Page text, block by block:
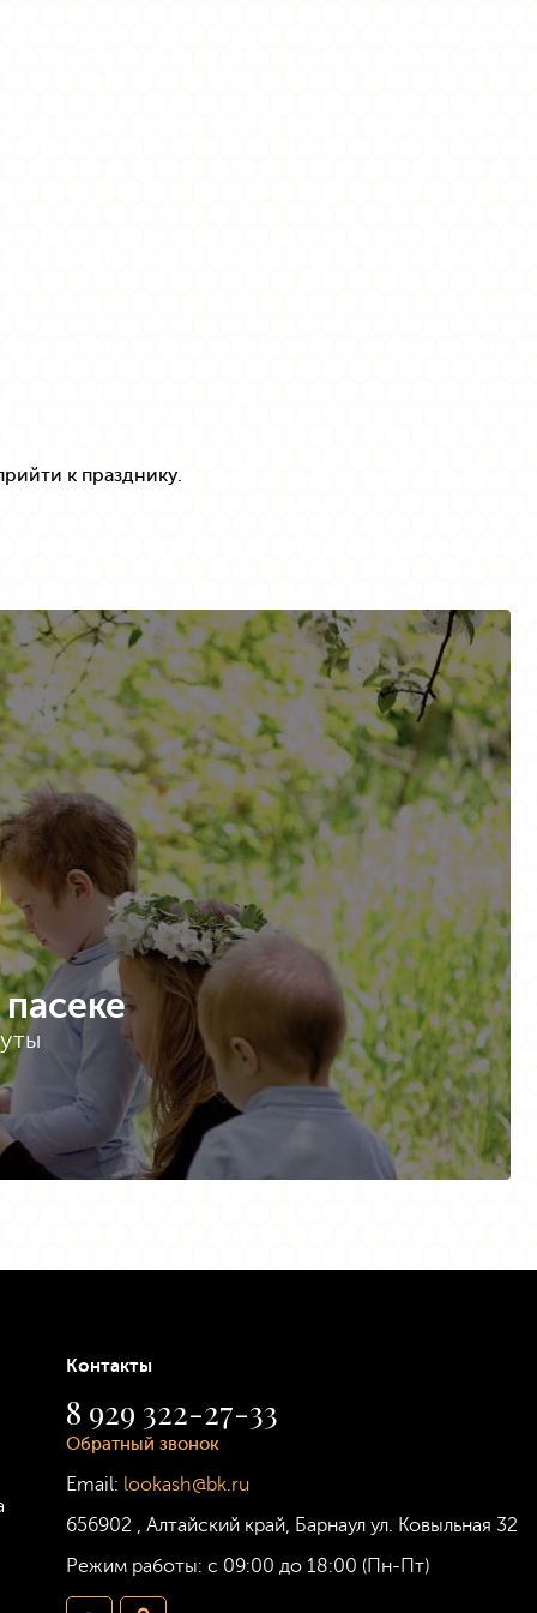
к празднику.
Контакты
8 929 322-27-33
Обратный звонок
Email: lookash@bk.ru
656902 , Алтайский край, Барнаул ул. Ковыльная 32
Режим работы: с 09:00 до 18:00 (Пн-Пт)